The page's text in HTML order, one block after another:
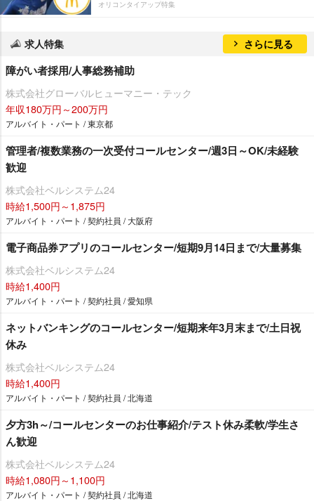
オリコンタイアップ特集
求人特集 さらに見る
障がい者採用/人事総務補助
株式会社グローバルヒューマニー・テック
年収180万円～200万円
アルバイト・パート / 東京都
管理者/複数業務の一次受付コールセンター/週3日～OK/未経験
歓迎
株式会社ベルシステム24
時給1,500円～1,875円
アルバイト・パート / 契約社員 / 大阪府
電子商品券アプリのコールセンター/短期9月14日まで/大量募集
株式会社ベルシステム24
時給1,400円
アルバイト・パート / 契約社員 / 愛知県
ネットバンキングのコールセンター/短期来年3月末まで/土日祝
休み
株式会社ベルシステム24
時給1,400円
アルバイト・パート / 契約社員 / 北海道
夕方3h～/コールセンターのお仕事紹介/テスト休み柔軟/学生さ
ん歓迎
株式会社ベルシステム24
時給1,080円～1,100円
アルバイト・パート / 契約社員 / 北海道